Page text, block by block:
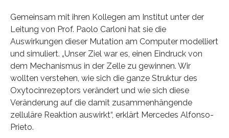
Gemeinsam mit ihren Kollegen am Institut unter der
Leitung von Prof. Paolo Carloni hat sie die
Auswirkungen dieser Mutation am Computer modelliert
und simuliert. „Unser Ziel war es, einen Eindruck von
dem Mechanismus in der Zelle zu gewinnen. Wir
wollten verstehen, wie sich die ganze Struktur des
Oxytocinrezeptors verändert und wie sich diese
Veränderung auf die damit zusammenhängende
zelluläre Reaktion auswirkt“, erklärt Mercedes Alfonso-
Prieto.